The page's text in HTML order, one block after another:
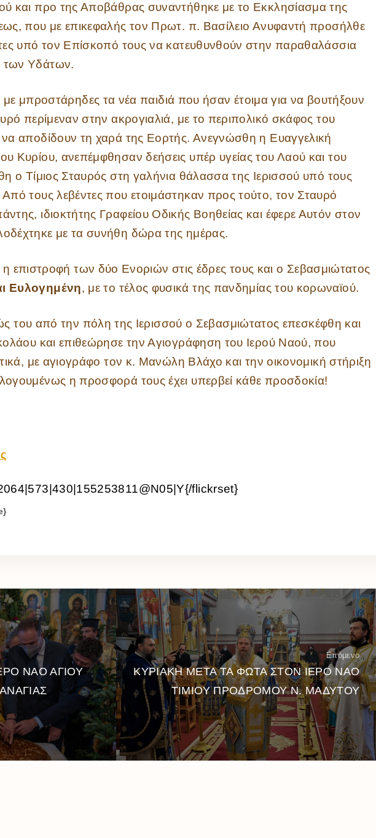
και προ της Αποβάθρας συναντήθηκε με το Εκκλησίασμα της
που με επικεφαλής τον Πρωτ. π. Βασίλειο Ανυφαντή προσήλθε
υπό τον Επίσκοπό τους να κατευθυνθούν στην παραθαλάσσια
των Υδάτων.
μπροστάρηδες τα νέα παιδιά που ήσαν έτοιμα για να βουτήξουν
περίμεναν στην ακρογιαλιά, με το περιπολικό σκάφος του
να αποδίδουν τη χαρά της Εορτής. Ανεγνώσθη η Ευαγγελική
Κυρίου, ανεπέμφθησαν δεήσεις υπέρ υγείας του Λαού και του
ο Τίμιος Σταυρός στη γαλήνια θάλασσα της Ιερισσού υπό τους
τους λεβέντες που ετοιμάστηκαν προς τούτο, τον Σταυρό
ιδιοκτήτης Γραφείου Οδικής Βοηθείας και έφερε Αυτόν στον
με τα συνήθη δώρα της ημέρας.
επιστροφή των δύο Ενοριών στις έδρες τους και ο Σεβασμιώτατος
Ευλογημένη, με το τέλος φυσικά της πανδημίας του κορωναϊού.
του από την πόλη της Ιερισσού ο Σεβασμιώτατος επεσκέφθη και
και επιθεώρησε την Αγιογράφηση του Ιερού Ναού, που
με αγιογράφο τον κ. Μανώλη Βλάχο και την οικονομική στήριξη
η προσφορά τους έχει υπερβεί κάθε προσδοκία!
flickrset}
ΝΑΟ ΑΓΙΟΥ
Επόμενο
ΚΥΡΙΑΚΗ ΜΕΤΑ ΤΑ ΦΩΤΑ ΣΤΟΝ ΙΕΡΟ ΝΑΟ
ΤΙΜΙΟΥ ΠΡΟΔΡΟΜΟΥ Ν. ΜΑΔΥΤΟΥ